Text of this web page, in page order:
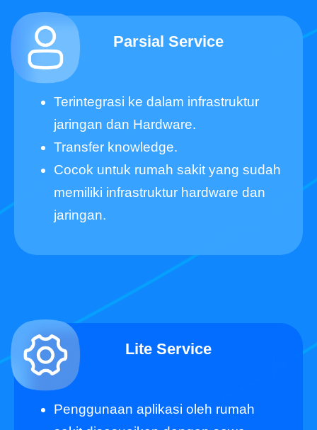
Parsial Service
Terintegrasi ke dalam infrastruktur
jaringan dan Hardware.
Transfer knowledge.
Cocok untuk rumah sakit yang sudah
memiliki infrastruktur hardware dan
jaringan.
Lite Service
Penggunaan aplikasi oleh rumah